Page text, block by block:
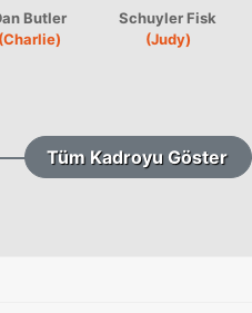
Butler
(Charlie)
Schuyler Fisk
(Judy)
Tüm Kadroyu Göster